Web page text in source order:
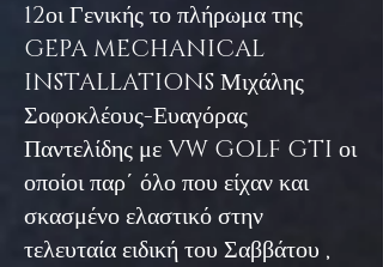
12οι Γενικής το πλήρωμα της
GEPA MECHANICAL
INSTALLATIONS Μιχάλης
Σοφοκλέους-Ευαγόρας
Παντελίδης με VW GOLF GTI οι
οποίοι παρ΄ όλο που είχαν και
σκασμένο ελαστικό στην
τελευταία ειδική του Σαββάτου ,